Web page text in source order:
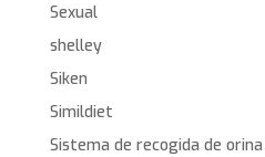
Sexual
shelley
Siken
Simildiet
Sistema de recogida de orina